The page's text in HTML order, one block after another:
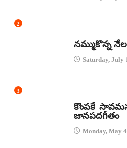
2
నమ్ముకొన్న నేల
Saturday, July
3
కొంపకే
జానపదగీతం
Monday, May